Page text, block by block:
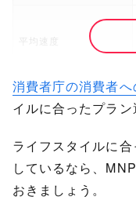
平均速度
速度制限時の通信速度
音声通話
消費者庁の消費者
イルに合ったプラン
ライフスタイルに
しているなら、
おきましょう。